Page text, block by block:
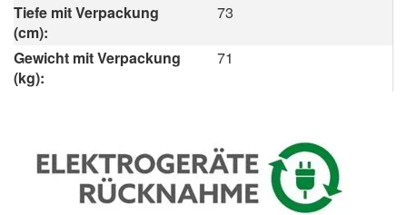
Tiefe mit Verpackung
(cm):
73
Gewicht mit Verpackung
(kg):
71